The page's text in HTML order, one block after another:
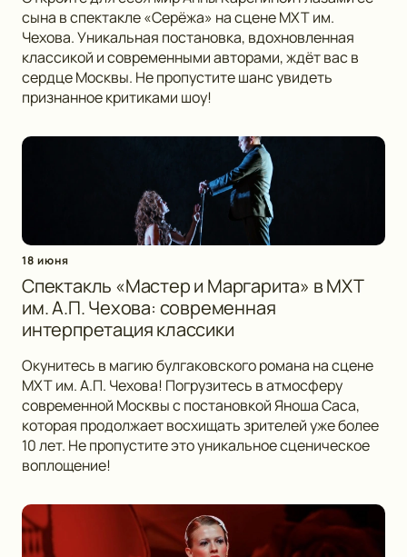
сына в спектакле «Серёжа» на сцене МХТ им.
Чехова. Уникальная постановка, вдохновленная
классикой и современными авторами, ждёт вас в
сердце Москвы. Не пропустите шанс увидеть
признанное критиками шоу!
18 июня
Спектакль «Мастер и Маргарита» в МХТ
им. А.П. Чехова: современная
интерпретация классики
Окунитесь в магию булгаковского романа на сцене
МХТ им. А.П. Чехова! Погрузитесь в атмосферу
современной Москвы с постановкой Яноша Саса,
которая продолжает восхищать зрителей уже более
10 лет. Не пропустите это уникальное сценическое
воплощение!